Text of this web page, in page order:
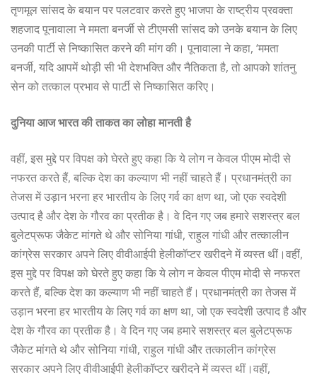
तृणमूल सांसद के बयान पर पलटवार करते हुए भाजपा के राष्ट्रीय प्रवक्ता
शहजाद पूनावाला ने ममता बनर्जी से टीएमसी सांसद को उनके बयान के लिए
उनकी पार्टी से निष्कासित करने की मांग की। पूनावाला ने कहा, ‘ममता
बनर्जी, यदि आपमें थोड़ी सी भी देशभक्ति और नैतिकता है, तो आपको शांतनु
सेन को तत्काल प्रभाव से पार्टी से निष्कासित करिए।
दुनिया आज भारत की ताकत का लोहा मानती है
वहीं, इस मुद्दे पर विपक्ष को घेरते हुए कहा कि ये लोग न केवल पीएम मोदी से
नफरत करते हैं, बल्कि देश का कल्याण भी नहीं चाहते हैं। प्रधानमंत्री का
तेजस में उड़ान भरना हर भारतीय के लिए गर्व का क्षण था, जो एक स्वदेशी
उत्पाद है और देश के गौरव का प्रतीक है। वे दिन गए जब हमारे सशस्त्र बल
बुलेटप्रूफ जैकेट मांगते थे और सोनिया गांधी, राहुल गांधी और तत्कालीन
कांग्रेस सरकार अपने लिए वीवीआईपी हेलीकॉप्टर खरीदने में व्यस्त थीं।वहीं,
इस मुद्दे पर विपक्ष को घेरते हुए कहा कि ये लोग न केवल पीएम मोदी से नफरत
करते हैं, बल्कि देश का कल्याण भी नहीं चाहते हैं। प्रधानमंत्री का तेजस में
उड़ान भरना हर भारतीय के लिए गर्व का क्षण था, जो एक स्वदेशी उत्पाद है और
देश के गौरव का प्रतीक है। वे दिन गए जब हमारे सशस्त्र बल बुलेटप्रूफ
जैकेट मांगते थे और सोनिया गांधी, राहुल गांधी और तत्कालीन कांग्रेस
सरकार अपने लिए वीवीआईपी हेलीकॉप्टर खरीदने में व्यस्त थीं।वहीं,